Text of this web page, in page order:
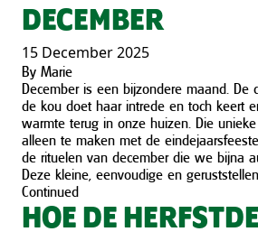
DECEMBER
15 December 2025
By Marie
December is een bijzondere maand. De
de kou doet haar intrede en toch keert
warmte terug in onze huizen. Die
alleen te maken met de
de rituelen van december die we bijna
Deze kleine, eenvoudige en
Continued
HOE DE